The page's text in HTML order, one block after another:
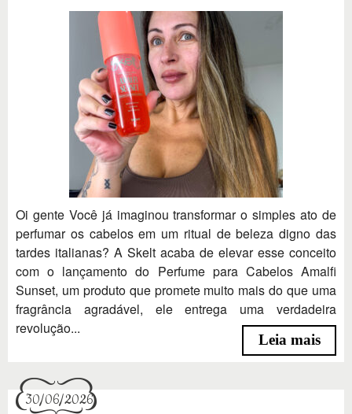
Oi gente Você já imaginou transformar o simples ato de
perfumar os cabelos em um ritual de beleza digno das
tardes italianas? A Skelt acaba de elevar esse conceito
com o lançamento do Perfume para Cabelos Amalfi
Sunset, um produto que promete muito mais do que uma
fragrância agradável, ele entrega uma verdadeira
revolução...
Leia mais
30/06/2026